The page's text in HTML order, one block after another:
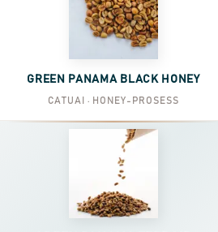
GREEN PANAMA BLACK HONEY
CATUAI · HONEY-PROSESS